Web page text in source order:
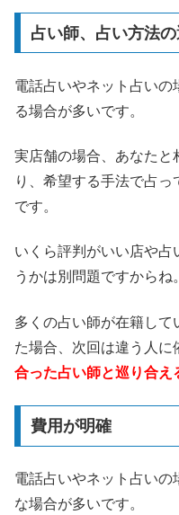
占い師、占い方法
電話占いやネット占いの
る場合が多いです。
実店舗の場合、あなたと
り、希望する手法で占
です。
いくら評判がいい店や
うかは別問題ですからね。
多くの占い師が在籍して
た場合、次回は違う人に
合った占い師と巡り合え
費用が明確
電話占いやネット占いの
な場合が多いです。